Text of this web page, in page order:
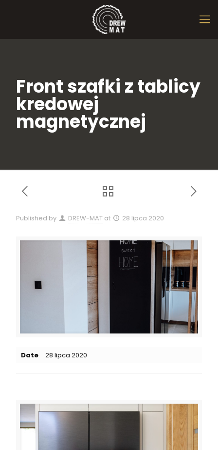
Front szafki z tablicy
kredowej
magnetycznej
Published by DREW-MAT at 28 lipca 2020
Date 28 lipca 2020